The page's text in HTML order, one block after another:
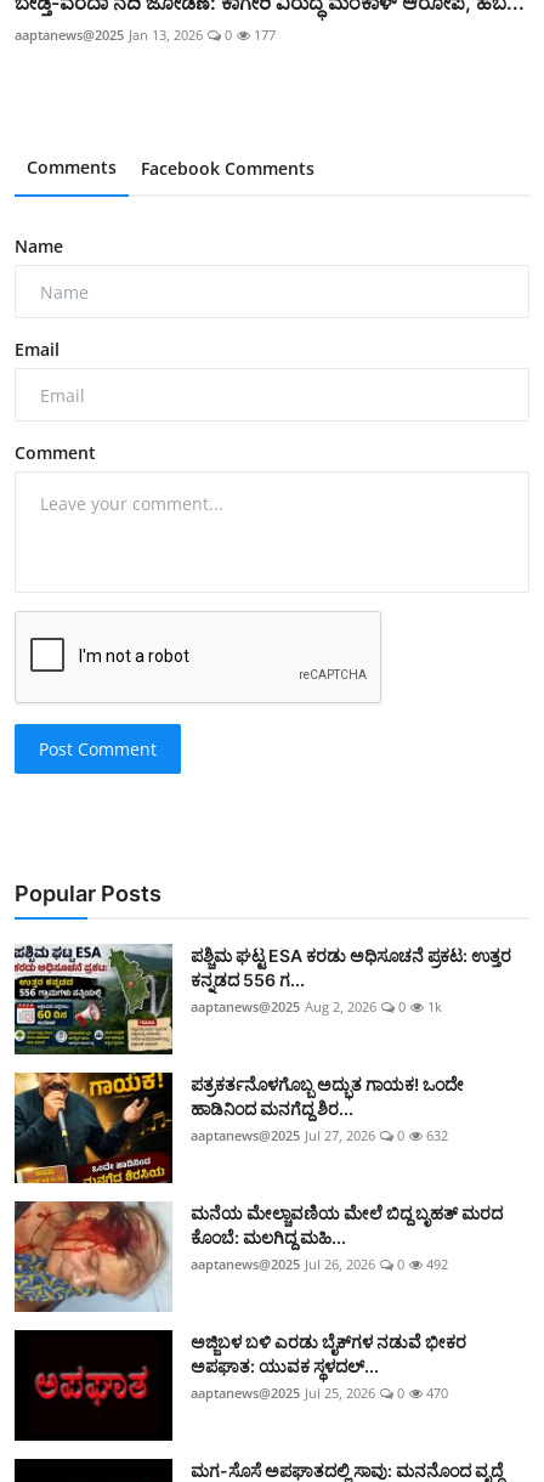
aaptanews@2025 Jan 13, 2026 0 177
Comments Facebook Comments
Name
Email
Comment
Post Comment
Popular Posts
ಪಶ್ಚಿಮ ಘಟ್ಟ ESA ಕರಡು ಅಧಿಸೂಚನೆ ಪ್ರಕಟ: ಉತ್ತರ
ಕನ್ನಡದ 556 ಗ...
aaptanews@2025 Aug 2, 2026 0 1k
ಪತ್ರಕರ್ತನೊಳಗೊಬ್ಬ ಅದ್ಭುತ ಗಾಯಕ! ಒಂದೇ
ಹಾಡಿನಿಂದ ಮನಗೆದ್ದ ಶಿರ...
aaptanews@2025 Jul 27, 2026 0 632
ಮನೆಯ ಮೇಲ್ಚಾವಣಿಯ ಮೇಲೆ ಬಿದ್ದ ಬೃಹತ್ ಮರದ
ಕೊಂಬೆ: ಮಲಗಿದ್ದ ಮಹಿ...
aaptanews@2025 Jul 26, 2026 0 492
ಅಜ್ಜಿಬಳ ಬಳಿ ಎರಡು ಬೈಕ್‌ಗಳ ನಡುವೆ ಭೀಕರ
ಅಪಘಾತ: ಯುವಕ ಸ್ಥಳದಲ್...
aaptanews@2025 Jul 25, 2026 0 470
ಮಗ-ಸೊಸೆ ಅಪಘಾತದಲ್ಲಿ ಸಾವು: ಮನನೊಂದ ವೃದ್ಧೆ